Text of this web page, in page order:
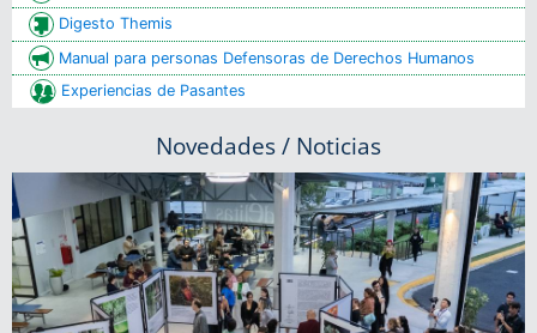
Digesto Themis
Manual para personas Defensoras de Derechos Humanos
Experiencias de Pasantes
Novedades / Noticias